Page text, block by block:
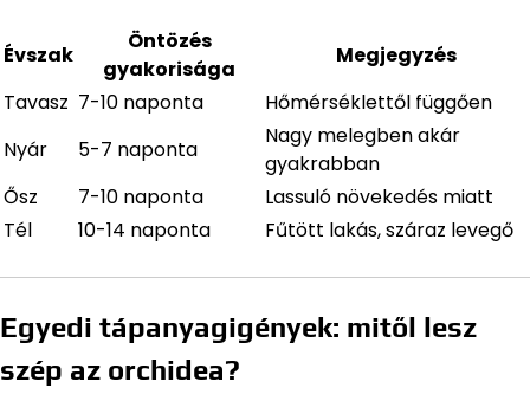
Évszak
Öntözés
gyakorisága
Megjegyzés
Tavasz 7-10 naponta
Hőmérséklettől függően
Nyár
5-7 naponta
Nagy melegben akár
gyakrabban
Ősz
7-10 naponta
Lassuló növekedés miatt
Tél
10-14 naponta Fűtött lakás, száraz levegő
Egyedi tápanyagigények: mitől lesz
szép az orchidea?